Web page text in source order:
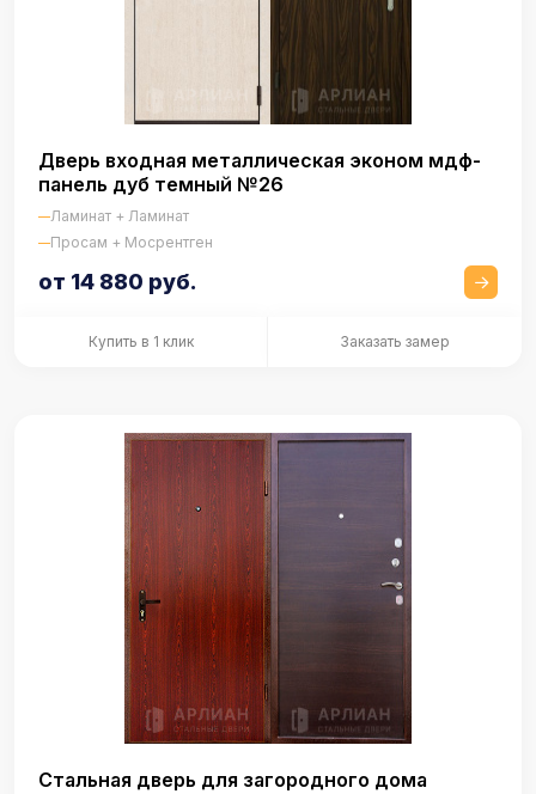
Дверь входная металлическая эконом мдф-
панель дуб темный №26
Ламинат + Ламинат
Просам + Мосрентген
от 14 880 руб.
Купить в 1 клик Заказать замер
Стальная дверь для загородного дома